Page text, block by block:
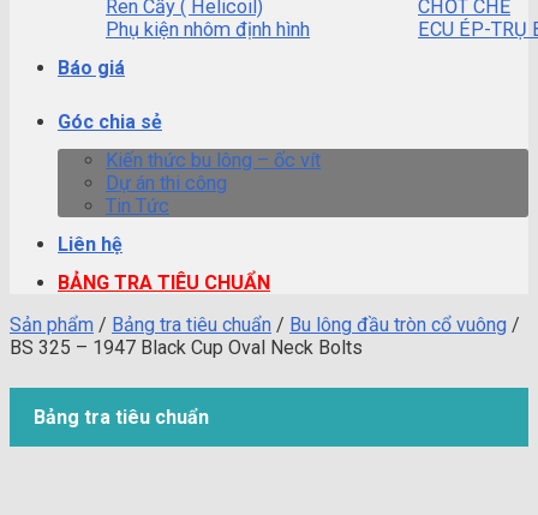
Ren Cấy ( Helicoil)
CHỐT CHẺ
Phụ kiện nhôm định hình
ECU ÉP-TRỤ
Báo giá
Góc chia sẻ
Kiến thức bu lông – ốc vít
Dự án thi công
Tin Tức
Liên hệ
BẢNG TRA TIÊU CHUẨN
Sản phẩm / Bảng tra tiêu chuẩn / Bu lông đầu tròn cổ vuông /
BS 325 – 1947 Black Cup Oval Neck Bolts
Bảng tra tiêu chuẩn